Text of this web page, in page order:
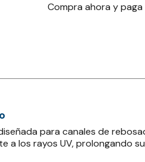
Compra ahora y
para canales de
los rayos UV, prolongando